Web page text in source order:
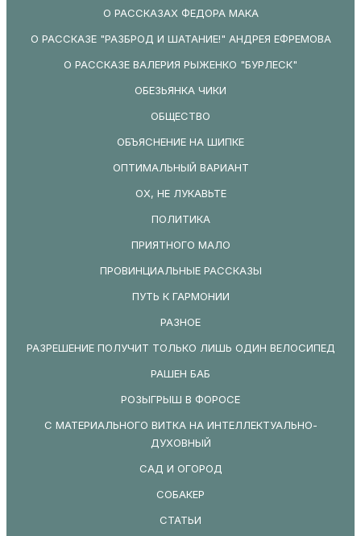
О РАССКАЗАХ ФЕДОРА МАКА
О РАССКАЗЕ "РАЗБРОД И ШАТАНИЕ!" АНДРЕЯ ЕФРЕМОВА
О РАССКАЗЕ ВАЛЕРИЯ РЫЖЕНКО "БУРЛЕСК"
ОБЕЗЬЯНКА ЧИКИ
ОБЩЕСТВО
ОБЪЯСНЕНИЕ НА ШИПКЕ
ОПТИМАЛЬНЫЙ ВАРИАНТ
ОХ, НЕ ЛУКАВЬТЕ
ПОЛИТИКА
ПРИЯТНОГО МАЛО
ПРОВИНЦИАЛЬНЫЕ РАССКАЗЫ
ПУТЬ К ГАРМОНИИ
РАЗНОЕ
РАЗРЕШЕНИЕ ПОЛУЧИТ ТОЛЬКО ЛИШЬ ОДИН ВЕЛОСИПЕД
РАШЕН БАБ
РОЗЫГРЫШ В ФОРОСЕ
С МАТЕРИАЛЬНОГО ВИТКА НА ИНТЕЛЛЕКТУАЛЬНО-
ДУХОВНЫЙ
САД И ОГОРОД
СОБАКЕР
СТАТЬИ